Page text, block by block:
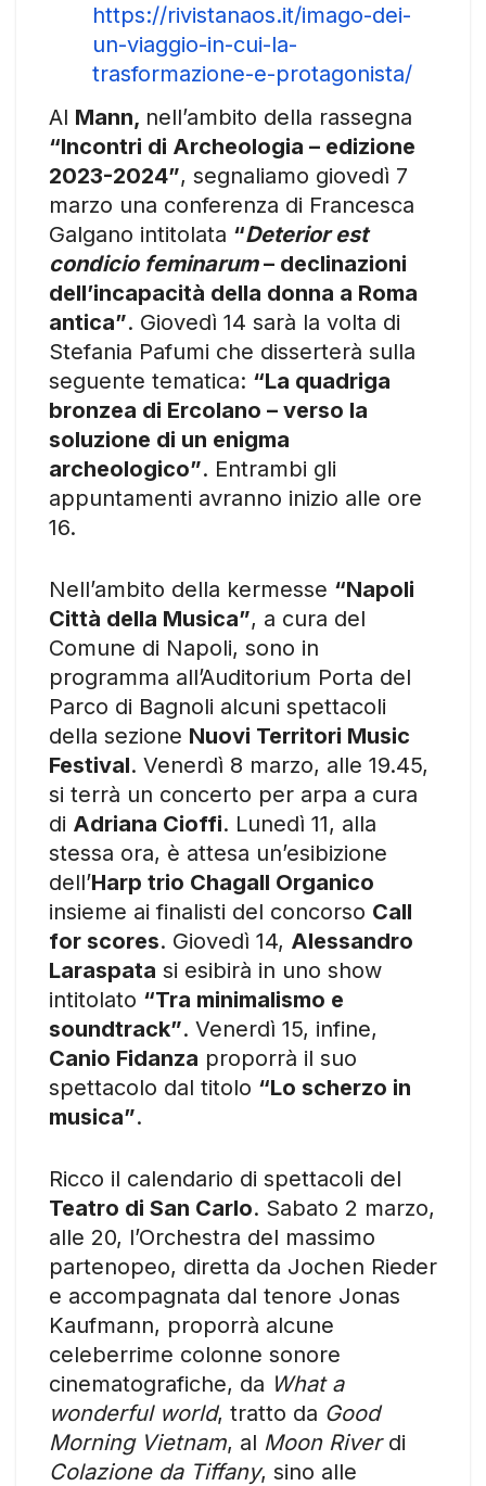
https://rivistanaos.it/imago-dei-
un-viaggio-in-cui-la-
trasformazione-e-protagonista/
Al Mann, nell’ambito della rassegna
“Incontri di Archeologia – edizione
2023-2024”, segnaliamo giovedì 7
marzo una conferenza di Francesca
Galgano intitolata “Deterior est
condicio feminarum– declinazioni
dell’incapacità della donna a Roma
antica”. Giovedì 14 sarà la volta di
Stefania Pafumi che disserterà sulla
seguente tematica: “La quadriga
bronzea di Ercolano – verso la
soluzione di un enigma
archeologico”. Entrambi gli
appuntamenti avranno inizio alle ore
16.
Nell’ambito della kermesse “Napoli
Città della Musica”, a cura del
Comune di Napoli, sono in
programma all’Auditorium Porta del
Parco di Bagnoli alcuni spettacoli
della sezione Nuovi Territori Music
Festival. Venerdì 8 marzo, alle 19.45,
si terrà un concerto per arpa a cura
di Adriana Cioffi. Lunedì 11, alla
stessa ora, è attesa un’esibizione
dell’Harp trio Chagall Organico
insieme ai finalisti del concorso Call
for scores. Giovedì 14, Alessandro
Laraspata si esibirà in uno show
intitolato “Tra minimalismo e
soundtrack”. Venerdì 15, infine,
Canio Fidanza proporrà il suo
spettacolo dal titolo “Lo scherzo in
musica”.
Ricco il calendario di spettacoli del
Teatro di San Carlo. Sabato 2 marzo,
alle 20, l’Orchestra del massimo
partenopeo, diretta da Jochen Rieder
e accompagnata dal tenore Jonas
Kaufmann, proporrà alcune
celeberrime colonne sonore
cinematografiche, da What a
wonderful world, tratto da Good
Morning Vietnam, al Moon Riverdi
Colazione da Tiffany, sino alle